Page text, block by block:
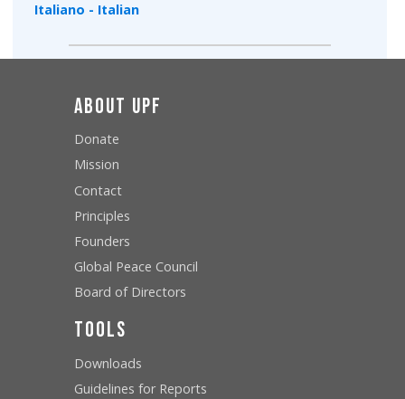
Italiano - Italian
About UPF
Donate
Mission
Contact
Principles
Founders
Global Peace Council
Board of Directors
Tools
Downloads
Guidelines for Reports